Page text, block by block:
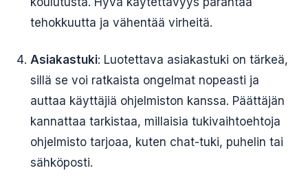
tehokkuutta ja vähentää virheitä.
Asiakastuki: Luotettava asiakastuki on tärkeä,
sillä se voi ratkaista ongelmat nopeasti ja
auttaa käyttäjiä ohjelmiston kanssa. Päättäjän
kannattaa tarkistaa, millaisia tukivaihtoehtoja
ohjelmisto tarjoaa, kuten chat-tuki, puhelin tai
sähköposti.